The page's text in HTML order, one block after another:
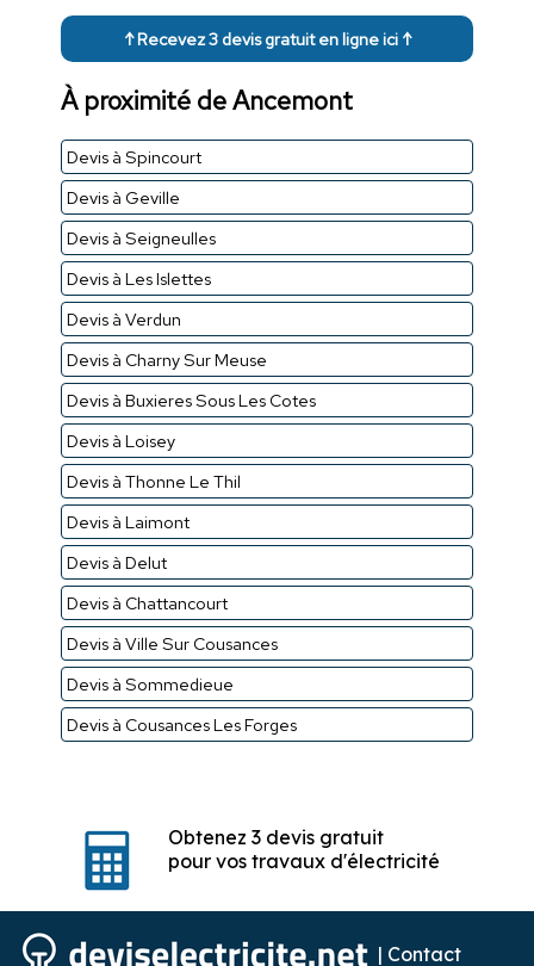
↑ Recevez 3 devis gratuit en ligne ici ↑
À proximité de Ancemont
Devis à Spincourt
Devis à Geville
Devis à Seigneulles
Devis à Les Islettes
Devis à Verdun
Devis à Charny Sur Meuse
Devis à Buxieres Sous Les Cotes
Devis à Loisey
Devis à Thonne Le Thil
Devis à Laimont
Devis à Delut
Devis à Chattancourt
Devis à Ville Sur Cousances
Devis à Sommedieue
Devis à Cousances Les Forges
Obtenez 3 devis gratuit
pour vos travaux d'électricité
| Contact